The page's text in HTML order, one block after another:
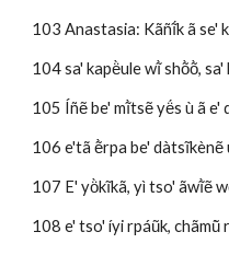
103 Anastasia: Kãñĩ́k ã se'
104 sa' kapë̀ule wĩ̀ shõ̀õ̀, sa'
105 Íñẽ be' mĩ̀tsẽ yë́s ù ã e'
106 e'tã ẽ̀rpa be' dàtsĩkènẽ
107 E' yö̀kĩkã, yì tso' ãwĩ̀ẽ
108 e' tso' íyi rpáũk, chãmũ̀